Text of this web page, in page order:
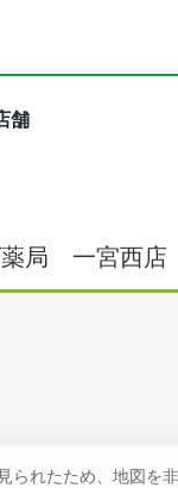
舗
薬局 一宮西店
られたため、地図を